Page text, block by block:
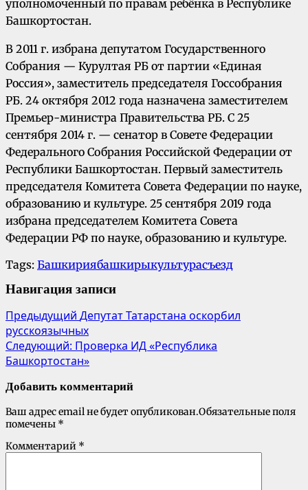
уполномоченный по правам ребёнка в Республике
Башкортостан.
В 2011 г. избрана депутатом Государственного
Собрания — Курултая РБ от партии «Единая
Россия», заместитель председателя Госсобрания
РБ. 24 октября 2012 года назначена заместителем
Премьер-министра Правительства РБ. С 25
сентября 2014 г. — сенатор в Совете Федерации
Федерального Собрания Российской Федерации от
Республики Башкортостан. Первый заместитель
председателя Комитета Совета Федерации по науке,
образованию и культуре. 25 сентября 2019 года
избрана председателем Комитета Совета
Федерации РФ по науке, образованию и культуре.
Tags: Башкириябашкирыкультурасъезд
Навигация записи
Предыдущий Депутат Татарстана оскорбил
русскоязычных
Следующий: Проверка ИД «Республика
Башкортостан»
Добавить комментарий
Ваш адрес email не будет опубликован.Обязательные поля
помечены *
Комментарий *